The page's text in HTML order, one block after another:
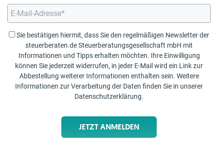
Sie bestätigen hiermit, dass Sie den regelmäßigen Newsletter der
steuerberaten.de Steuerberatungsgesellschaft mbH mit
Informationen und Tipps erhalten möchten. Ihre Einwilligung
können Sie jederzeit widerrufen, in jeder E-Mail wird ein Link zur
Abbestellung weiterer Informationen enthalten sein. Weitere
Informationen zur Verarbeitung der Daten finden Sie in unserer
Datenschutzerklärung.
JETZT ANMELDEN